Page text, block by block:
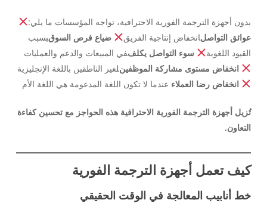
بدون أجهزة الترجمة الفورية الاحترافية، تواجه المؤسسات ما يلي:
عوائق التواصلانخفاض إنتاجية الفريق ضياع فرص السوقبسبب
القيود اللغوية
سوء التواصل يكلففي المبيعات والدعم والعمليات
انخفاض مستوى مشاركة الموظفينلغير الناطقين باللغة الإنجليزية
انخفاض رضا العملاء عندما لا تكون اللغة المدعومة هي اللغة الأم
تُزيل أجهزة الترجمة الفورية الاحترافية هذه الحواجز مع تحسين كفاءة
التعاون.
كيف تعمل أجهزة الترجمة الفورية
خط أنابيب المعالجة في الوقت الحقيقي